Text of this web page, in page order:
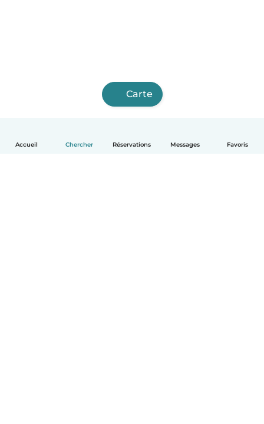
Accueil Chercher Réservations Messages Favoris
Carte